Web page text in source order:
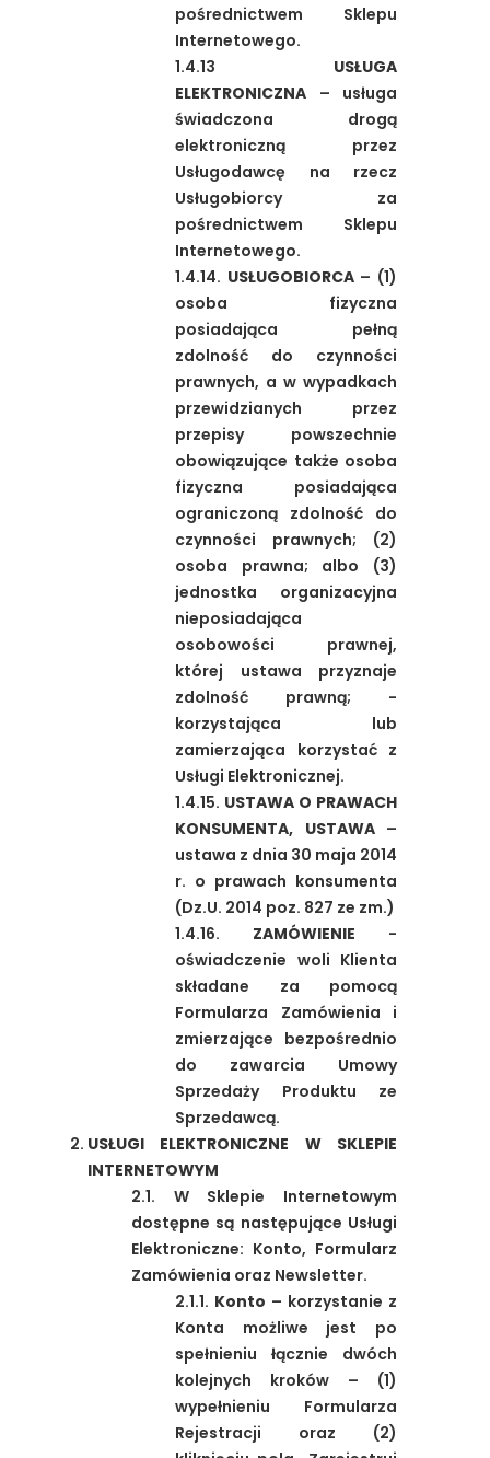
pośrednictwem Sklepu
Internetowego.
1.4.13 USŁUGA
ELEKTRONICZNA – usługa
świadczona drogą
elektroniczną przez
Usługodawcę na rzecz
Usługobiorcy za
pośrednictwem Sklepu
Internetowego.
1.4.14. USŁUGOBIORCA– (1)
osoba fizyczna
posiadająca pełną
zdolność do czynności
prawnych, a w wypadkach
przewidzianych przez
przepisy powszechnie
obowiązujące także osoba
fizyczna posiadająca
ograniczoną zdolność do
czynności prawnych; (2)
osoba prawna; albo (3)
jednostka organizacyjna
nieposiadająca
osobowości prawnej,
której ustawa przyznaje
zdolność prawną; -
korzystająca lub
zamierzająca korzystać z
Usługi Elektronicznej.
1.4.15. USTAWA O PRAWACH
KONSUMENTA, USTAWA–
ustawa z dnia 30 maja 2014
r. o prawach konsumenta
(Dz.U. 2014 poz. 827 ze zm.)
1.4.16. ZAMÓWIENIE -
oświadczenie woli Klienta
składane za pomocą
Formularza Zamówienia i
zmierzające bezpośrednio
do zawarcia Umowy
Sprzedaży Produktu ze
Sprzedawcą.
USŁUGI ELEKTRONICZNE W SKLEPIE
INTERNETOWYM
2.1. W Sklepie Internetowym
dostępne są następujące Usługi
Elektroniczne: Konto, Formularz
Zamówienia oraz Newsletter.
2.1.1. Konto – korzystanie z
Konta możliwe jest po
spełnieniu łącznie dwóch
kolejnych kroków – (1)
wypełnieniu Formularza
Rejestracji oraz (2)